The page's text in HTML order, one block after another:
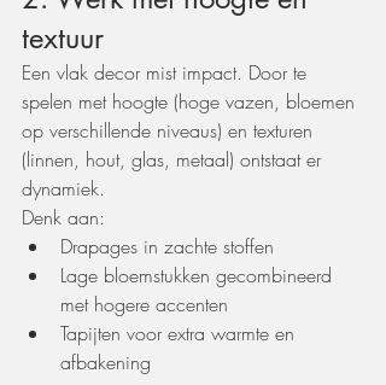
textuur
Een vlak decor mist impact. Door te
spelen met hoogte (hoge vazen, bloemen
op verschillende niveaus) en texturen
(linnen, hout, glas, metaal) ontstaat er
dynamiek.
Denk aan:
Drapages in zachte stoffen
Lage bloemstukken gecombineerd
met hogere accenten
Tapijten voor extra warmte en
afbakening